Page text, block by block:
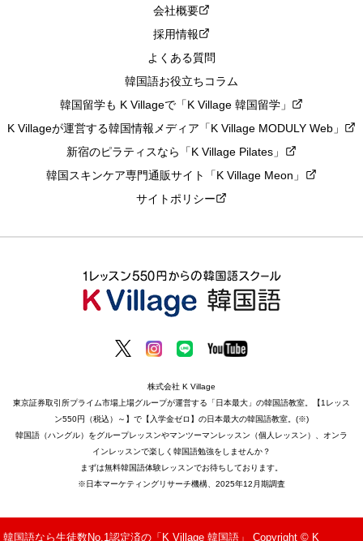
会社概要
採用情報
よくある質問
韓国語お役立ちコラム
韓国留学も K Villageで「K Village 韓国留学」
K Villageが運営する韓国情報メディア「K Village MODULY Web」
新宿のピラティスなら「K Village Pilates」
韓国スキンケア専門通販サイト「K Village Meon」
サイトポリシー
株式会社 K Village
東京証券取引所プライム市場上場グループが運営する「日本最大」の韓国語教室。【1レッス
ン550円（税込）～】で【入学金ゼロ】の日本最大の韓国語教室。(※)
韓国語（ハングル）をグループレッスンやマンツーマンレッスン（個人レッスン）、オンラ
インレッスンで楽しく韓国語勉強をしませんか？
まずは無料韓国語体験レッスンでお待ちしております。
※日本マーケティングリサーチ機構、2025年12月期調査
韓国語なら生徒数No.1認定済の「K Village 韓国語」 Copyright © K